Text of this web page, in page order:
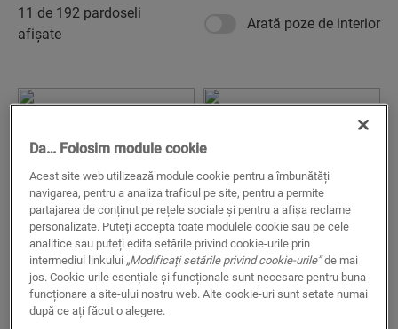
11 de 192 pardoseli
afișate
Arată poze de interior
Stejar Charlotte,
nuanță deschisă
Stejar Tennessee,
Da… Folosim module cookie
Acest site web utilizează module cookie pentru a îmbunătăți
navigarea, pentru a analiza traficul pe site, pentru a permite
partajarea de conținut pe rețele sociale și pentru a afișa reclame
personalizate. Puteți accepta toate modulele cookie sau pe cele
analitice sau puteți edita setările privind cookie-urile prin
intermediul linkului „Modificați setările privind cookie-urile”de mai
jos. Cookie-urile esențiale și funcționale sunt necesare pentru buna
funcționare a site-ului nostru web. Alte cookie-uri sunt setate numai
după ce ați făcut o alegere.